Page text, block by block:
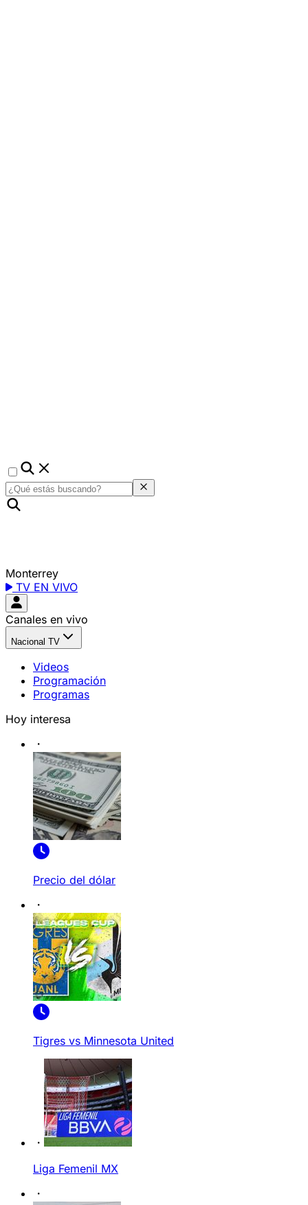
Monterrey
TV EN VIVO
Canales en vivo
Nacional TV
Videos
Programación
Programas
Hoy interesa
Precio del dólar
Tigres vs Minnesota United
Liga Femenil MX